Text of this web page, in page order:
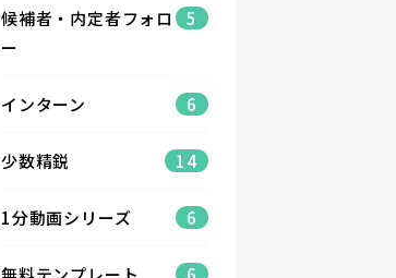
候補者・内定者フォロ
ー
5
インターン 6
少数精鋭 14
1分動画シリーズ 6